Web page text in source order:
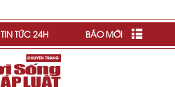
TIN TỨC 24H BÁO MỚI